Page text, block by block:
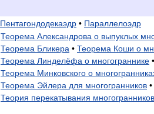
Пентагондодекаэдр • Параллелоэдр
Теорема Александрова о выпуклых
Теорема Бликера • Теорема Коши о
Теорема Линделёфа о многограннике •
Теорема Минковского о
Теорема Эйлера для многогранников •
Теория перекатывания многогранников